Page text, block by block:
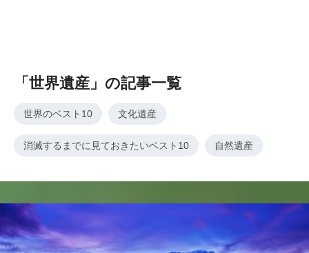
「世界遺産」の記事一覧
世界のベスト10 文化遺産
消滅するまでに見ておきたいベスト10 自然遺産